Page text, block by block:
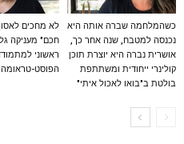
כשהמלחמה שברה אותה היא
נכנסה למטבח, שנה אחר כך,
אושרית נברה היא יוצרת תוכן
קולינרי ייחודית ומשתתפת
בולטת ב"בואו לאכול איתי"
לא מחכים
חכם" מעניקה
ראשוני
הפוסט-